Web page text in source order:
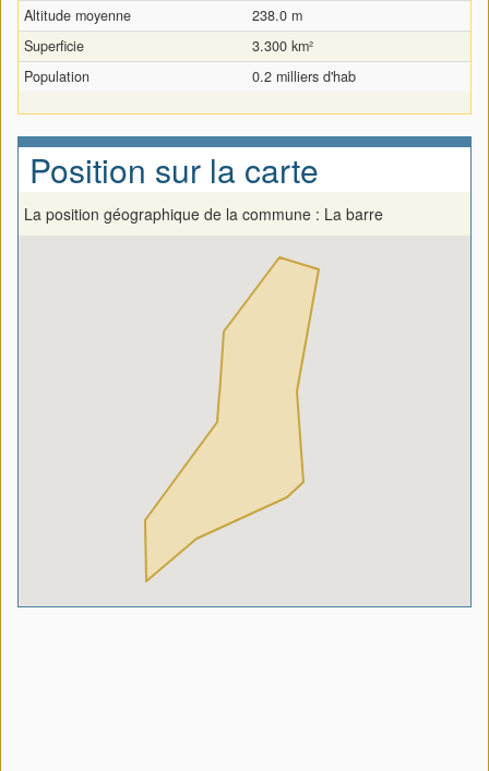
Altitude moyenne
238.0 m
Superficie
3.300 km²
Population
0.2 milliers d'hab
Position sur la carte
La position géographique de la commune : La barre